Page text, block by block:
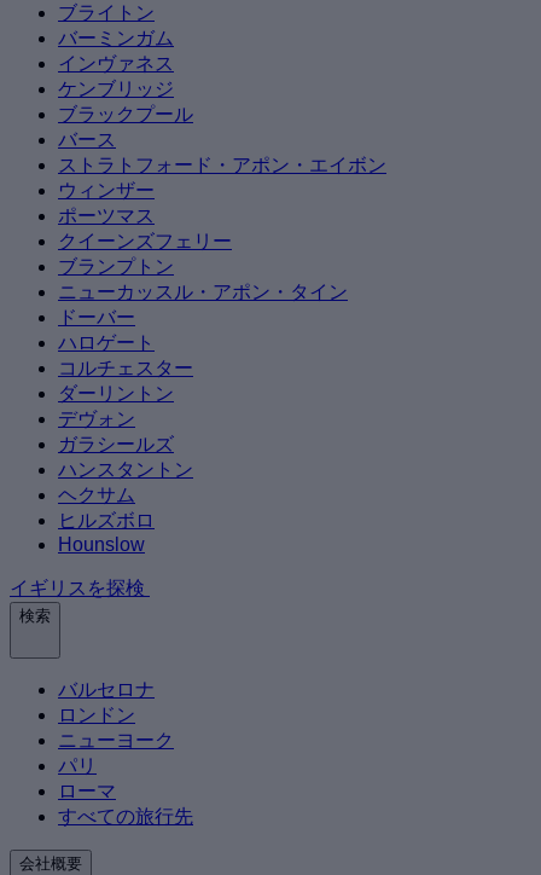
ブライトン
バーミンガム
インヴァネス
ケンブリッジ
ブラックプール
バース
ストラトフォード・アポン・エイボン
ウィンザー
ポーツマス
クイーンズフェリー
ブランプトン
ニューカッスル・アポン・タイン
ドーバー
ハロゲート
コルチェスター
ダーリントン
デヴォン
ガラシールズ
ハンスタントン
ヘクサム
ヒルズボロ
Hounslow
イギリスを探検
検索
バルセロナ
ロンドン
ニューヨーク
パリ
ローマ
すべての旅行先
会社概要